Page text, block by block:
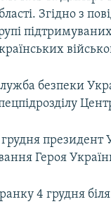
Згідно з
безпеки
грудня президент
Героя
4 грудня